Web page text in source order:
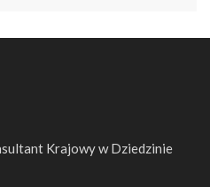
Krajowy w Dziedzinie